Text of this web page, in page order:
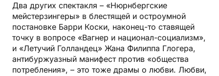
Два других спектакля – «Нюрнбергские
мейстерзингеры» в блестящей и остроумной
постановке Барри Коски, наконец-то ставящей
точку в вопросе «Вагнер и национал-социализм»,
и «Летучий Голландец» Жана Филиппа Глогера,
антибуржуазный манифест против «общества
потребления», – это тоже драмы о любви. Любви,